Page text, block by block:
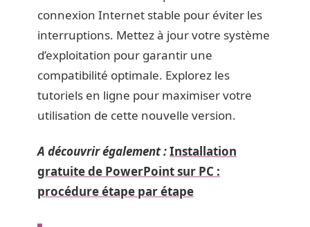
connexion Internet stable pour éviter les
interruptions. Mettez à jour votre système
d’exploitation pour garantir une
compatibilité optimale. Explorez les
tutoriels en ligne pour maximiser votre
utilisation de cette nouvelle version.
A découvrir également :Installation
gratuite de PowerPoint sur PC :
procédure étape par étape